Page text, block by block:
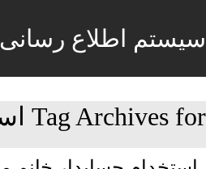
سیستم اطلاع رسانی
Tag Archives for استخدام ماده